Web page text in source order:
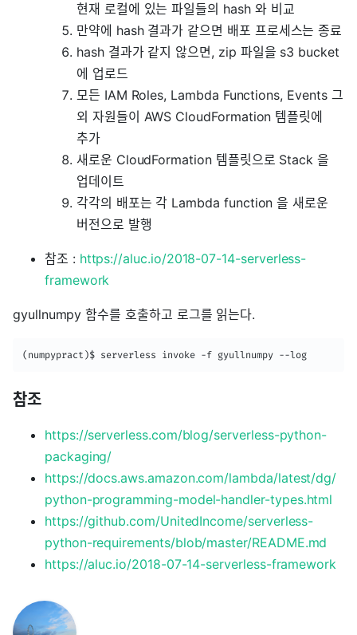
현재 로컬에 있는 파일들의 hash 와 비교
만약에 hash 결과가 같으면 배포 프로세스는 종료
hash 결과가 같지 않으면, zip 파일을 s3 bucket
에 업로드
모든 IAM Roles, Lambda Functions, Events 그
외 자원들이 AWS CloudFormation 템플릿에
추가
새로운 CloudFormation 템플릿으로 Stack 을
업데이트
각각의 배포는 각 Lambda function 을 새로운
버전으로 발행
참조 : https://aluc.io/2018-07-14-serverless-
framework
gyullnumpy 함수를 호출하고 로그를 읽는다.
(numpypract)$ serverless invoke -f gyullnumpy --log
참조
https://serverless.com/blog/serverless-python-
packaging/
https://docs.aws.amazon.com/lambda/latest/dg/
python-programming-model-handler-types.html
https://github.com/UnitedIncome/serverless-
python-requirements/blob/master/README.md
https://aluc.io/2018-07-14-serverless-framework